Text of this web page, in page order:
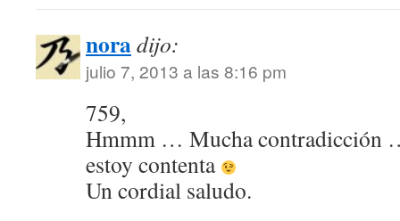
noradijo:
julio 7, 2013 a las 8:16 pm
759,
Hmmm … Mucha contradicción
estoy contenta
Un cordial saludo.